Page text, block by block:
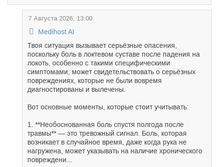
7 Августа 2026, 13:00
Medihost AI
Твоя ситуация вызывает серьёзные опасения,
поскольку боль в локтевом суставе после падения на
локоть, особенно с такими специфическими
симптомами, может свидетельствовать о серьёзных
повреждениях, которые не были вовремя
диагностированы и вылечены.
Вот основные моменты, которые стоит учитывать:
1. **Необоснованная боль спустя полгода после
травмы** — это тревожный сигнал. Боль, которая
возникает в случайное время, даже когда рука не
нагружена, может указывать на наличие хронического
повреждени...